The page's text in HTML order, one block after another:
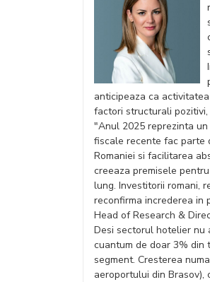
anticipeaza ca
factori structurali
"Anul 2025 reprezinta
fiscale recente fac parte
Romaniei si facilitarea
creeaza premisele
lung. Investitorii romani,
reconfirma increderea in
Head of Research &
Desi sectorul hotelier nu
cuantum de doar 3%
segment. Cresterea
aeroportului din